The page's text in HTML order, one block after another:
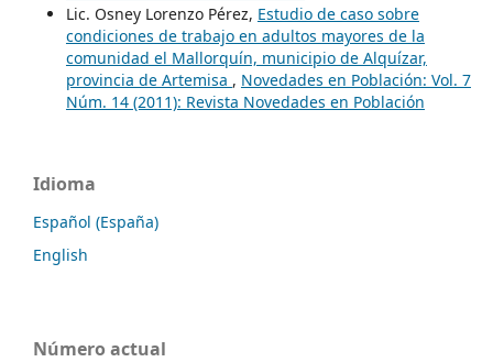
Lic. Osney Lorenzo Pérez, Estudio de caso sobre
condiciones de trabajo en adultos mayores de la
comunidad el Mallorquín, municipio de Alquízar,
provincia de Artemisa , Novedades en Población: Vol. 7
Núm. 14 (2011): Revista Novedades en Población
Idioma
Español (España)
English
Número actual